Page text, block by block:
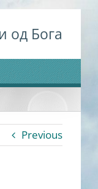
од Бога
Previous